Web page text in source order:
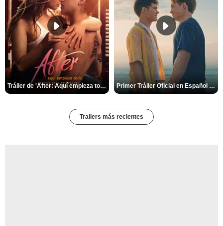
Tráiler de 'After: Aquí empieza todo' Primer Tráiler Oficial en Español de 'Heartstopper Forever'
Trailers más recientes